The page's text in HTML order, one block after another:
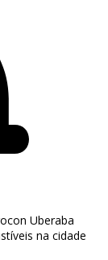
Uberaba
na cidade